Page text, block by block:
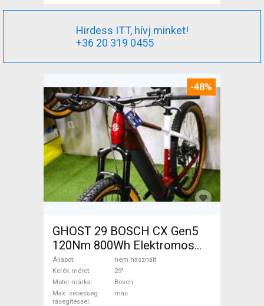
Hirdess ITT, hívj minket!
+36 20 319 0455
-48%
GHOST 29 BOSCH CX Gen5
120Nm 800Wh Elektromos
Mountain Bike 29" elöl
teleszkópos Bosch nem
használt ELADÓ
Állapot
nem használt
Kerék méret
29"
Motor márka
Bosch
Max. sebesség
rásegítéssel
más